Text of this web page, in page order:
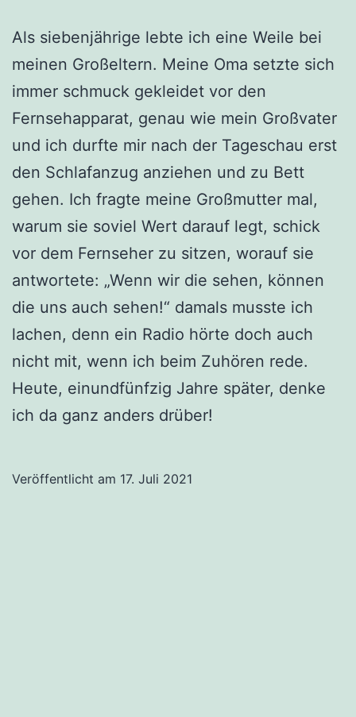
Als siebenjährige lebte ich eine Weile bei
meinen Großeltern. Meine Oma setzte sich
immer schmuck gekleidet vor den
Fernsehapparat, genau wie mein Großvater
und ich durfte mir nach der Tageschau erst
den Schlafanzug anziehen und zu Bett
gehen. Ich fragte meine Großmutter mal,
warum sie soviel Wert darauf legt, schick
vor dem Fernseher zu sitzen, worauf sie
antwortete: „Wenn wir die sehen, können
die uns auch sehen!“ damals musste ich
lachen, denn ein Radio hörte doch auch
nicht mit, wenn ich beim Zuhören rede.
Heute, einundfünfzig Jahre später, denke
ich da ganz anders drüber!
Veröffentlicht am 17. Juli 2021